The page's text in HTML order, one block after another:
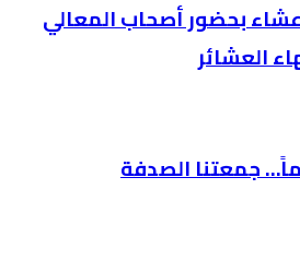
بحضور أصحاب المعالي
العشائر